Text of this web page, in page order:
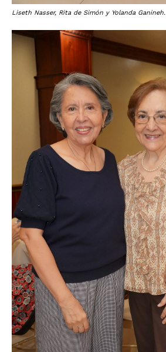
Liseth Nasser, Rita de Simón y Yolanda Ganineh.